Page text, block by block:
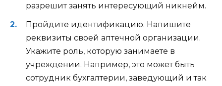
разрешит занять интересующий никнейм.
Пройдите идентификацию. Напишите
реквизиты своей аптечной организации.
Укажите роль, которую занимаете в
учреждении. Например, это может быть
сотрудник бухгалтерии, заведующий и так